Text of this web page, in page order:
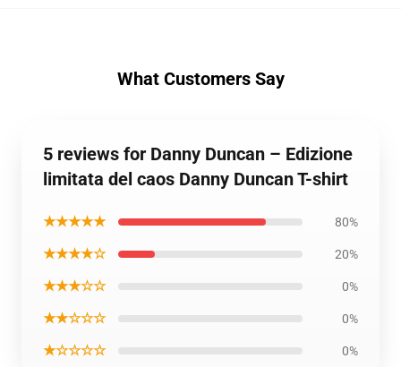
What Customers Say
5 reviews for Danny Duncan – Edizione
limitata del caos Danny Duncan T-shirt
★★★★★ 80%
★★★★☆ 20%
★★★☆☆ 0%
★★☆☆☆ 0%
★☆☆☆☆ 0%